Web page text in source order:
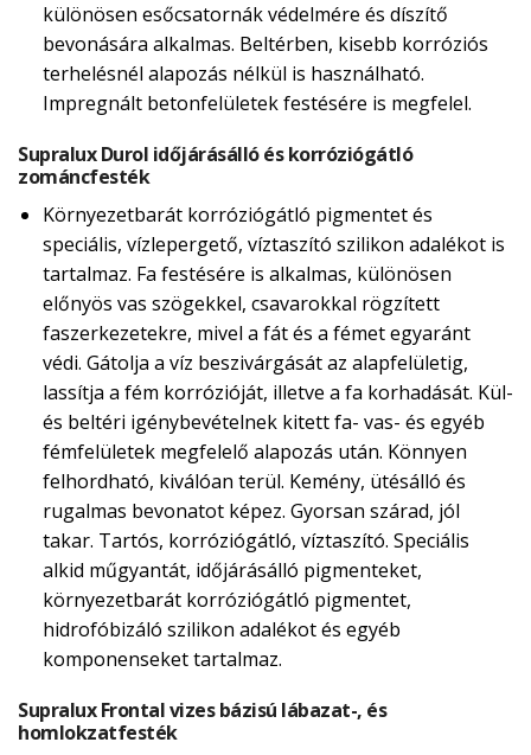
különösen esőcsatornák védelmére és díszítő
bevonására alkalmas. Beltérben, kisebb korróziós
terhelésnél alapozás nélkül is használható.
Impregnált betonfelületek festésére is megfelel.
Supralux Durol időjárásálló és korróziógátló
zománcfesték
Környezetbarát korróziógátló pigmentet és
speciális, vízlepergető, víztaszító szilikon adalékot is
tartalmaz. Fa festésére is alkalmas, különösen
előnyös vas szögekkel, csavarokkal rögzített
faszerkezetekre, mivel a fát és a fémet egyaránt
védi. Gátolja a víz beszivárgását az alapfelületig,
lassítja a fém korrózióját, illetve a fa korhadását. Kül-
és beltéri igénybevételnek kitett fa- vas- és egyéb
fémfelületek megfelelő alapozás után. Könnyen
felhordható, kiválóan terül. Kemény, ütésálló és
rugalmas bevonatot képez. Gyorsan szárad, jól
takar. Tartós, korróziógátló, víztaszító. Speciális
alkid műgyantát, időjárásálló pigmenteket,
környezetbarát korróziógátló pigmentet,
hidrofóbizáló szilikon adalékot és egyéb
komponenseket tartalmaz.
Supralux Frontal vizes bázisú lábazat-, és
homlokzatfesték